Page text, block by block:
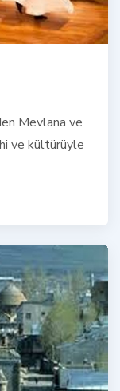
Mevlana ve
ve kültürüyle